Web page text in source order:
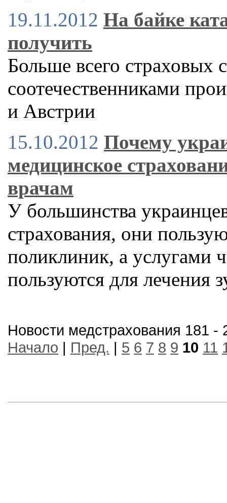
19.11.2012 На байке
получить
Больше всего страховых
соотечественниками
и Австрии
15.10.2012 Почему
медицинское
врачам
У большинства
страхования, они
поликлиник, а услугами
пользуются для лечения
Новости медстрахования 181 -
Начало | Пред. | 5 6 7 8 9 10 11